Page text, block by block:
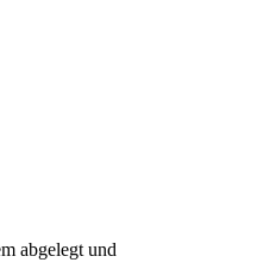
abgelegt und